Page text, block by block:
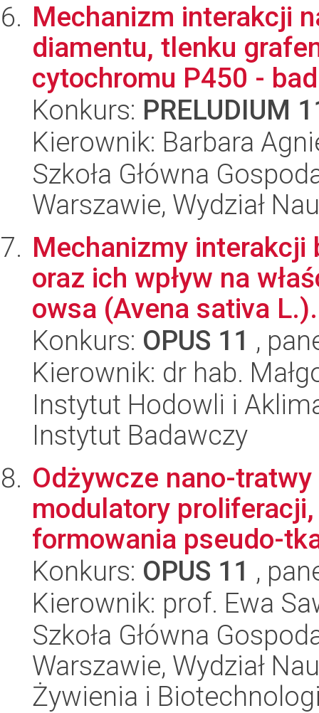
Mechanizm interakcji
diamentu, tlenku
cytochromu P450 -
Konkurs: PRELUDIUM
Kierownik: Barbara
Szkoła Główna
Warszawie, Wydział
Mechanizmy interakcji
oraz ich wpływ na
owsa (Avena sativa
Konkurs: OPUS 11 ,
Kierownik: dr hab.
Instytut Hodowli i
Instytut Badawczy
Odżywcze nano-
modulatory
formowania pseudo-
Konkurs: OPUS 11 ,
Kierownik: prof. Ewa
Szkoła Główna
Warszawie, Wydział
Żywienia i